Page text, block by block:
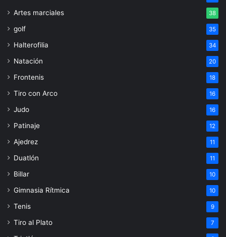
Artes marciales 38
golf 35
Halterofilia 34
Natación 20
Frontenis 18
Tiro con Arco 16
Judo 16
Patinaje 12
Ajedrez 11
Duatlón 11
Billar 10
Gimnasia Rítmica 10
Tenis 9
Tiro al Plato 7